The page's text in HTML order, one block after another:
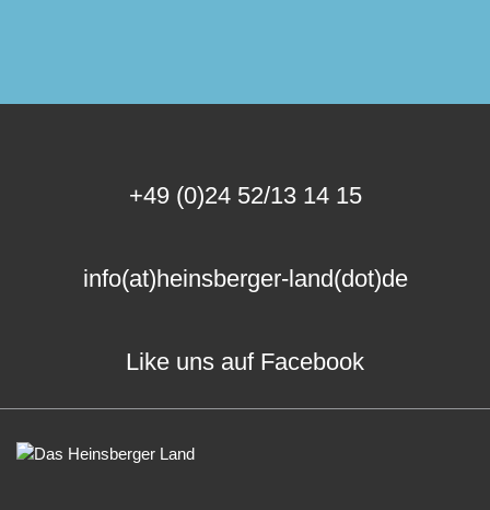
+49 (0)24 52/13 14 15
info(at)heinsberger-land(dot)de
Like uns auf Facebook